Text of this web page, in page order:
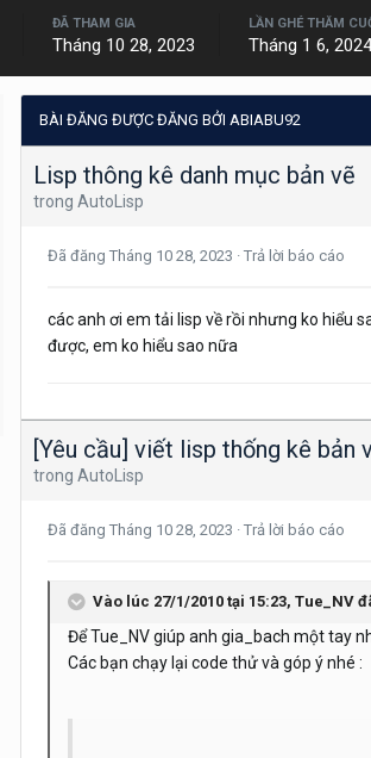
ĐÃ THAM GIA
Tháng 10 28, 2023
LẦN GHÉ THĂM
Tháng 1 6, 2024
BÀI ĐĂNG ĐƯỢC ĐĂNG BỞI ABIABU92
Lisp thông kê danh mục bản vẽ
trong AutoLisp
Đã đăng Tháng 10 28, 2023 · Trả lời báo cáo
các anh ơi em tải lisp về rồi nhưng ko hiểu
được, em ko hiểu sao nữa
[Yêu cầu] viết lisp thống kê bản
trong AutoLisp
Đã đăng Tháng 10 28, 2023 · Trả lời báo cáo
Vào lúc 27/1/2010 tại 15:23, Tue_NV
Để Tue_NV giúp anh gia_bach một tay
Các bạn chạy lại code thử và góp ý nhé :